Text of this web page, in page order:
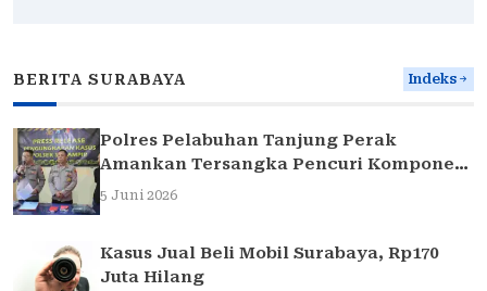
BERITA SURABAYA Indeks
Polres Pelabuhan Tanjung Perak
Amankan Tersangka Pencuri Komponen
Traffic Light di Surabaya
5 Juni 2026
Kasus Jual Beli Mobil Surabaya, Rp170
Juta Hilang